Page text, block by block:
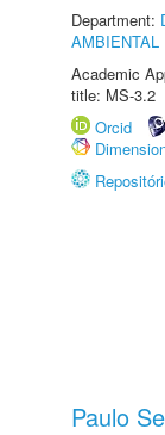
Department:
AMBIENTAL
Academic
title: MS-3.2
Orcid
Paulo